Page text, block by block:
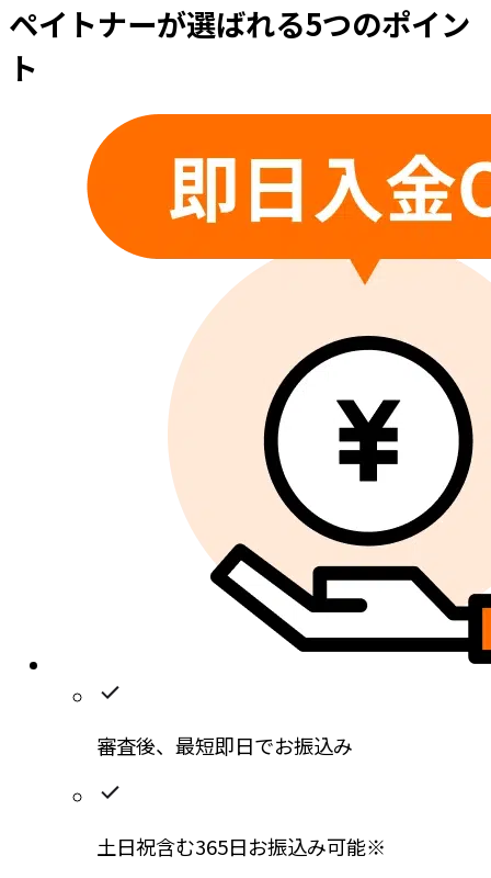
ペイトナーが選ばれる5つのポイン
ト
審査後、 最短即日でお振込み
土日祝含む365日お振込み可能※